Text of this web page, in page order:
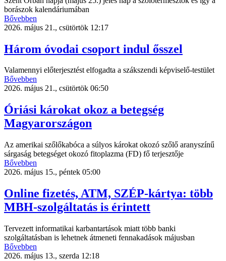
borászok kalendáriumában
Bővebben
2026. május 21., csütörtök 12:17
Három óvodai csoport indul ősszel
Valamennyi előterjesztést elfogadta a szákszendi képviselő-testület
Bővebben
2026. május 21., csütörtök 06:50
Óriási károkat okoz a betegség
Magyarországon
Az amerikai szőlőkabóca a súlyos károkat okozó szőlő aranyszínű
sárgaság betegséget okozó fitoplazma (FD) fő terjesztője
Bővebben
2026. május 15., péntek 05:00
Online fizetés, ATM, SZÉP-kártya: több
MBH-szolgáltatás is érintett
Tervezett informatikai karbantartások miatt több banki
szolgáltatásban is lehetnek átmeneti fennakadások májusban
Bővebben
2026. május 13., szerda 12:18